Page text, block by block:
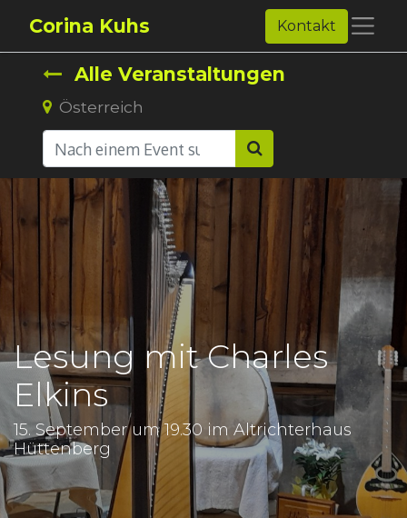
Corina Kuhs Kontakt
Alle Veranstaltungen
Österreich
Lesung mit Charles
Elkins
15. September um 19.30 im Altrichterhaus
Hüttenberg